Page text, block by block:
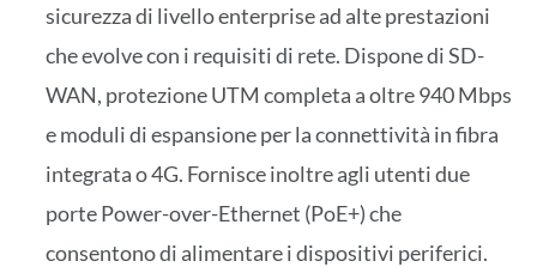
sicurezza di livello enterprise ad alte prestazioni
che evolve con i requisiti di rete. Dispone di SD-
WAN, protezione UTM completa a oltre 940 Mbps
e moduli di espansione per la connettività in fibra
integrata o 4G. Fornisce inoltre agli utenti due
porte Power-over-Ethernet (PoE+) che
consentono di alimentare i dispositivi periferici.